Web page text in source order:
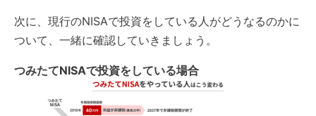
次に、現行のNISAで投資をしている人がどうなるのかに
ついて、一緒に確認していきましょう。
つみたてNISAで投資をしている場合